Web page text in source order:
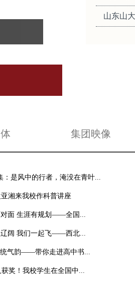
山东山
集团映像
：是风中的行者，淹没在青叶...
湘来我校作科普讲座
对面 生涯有规划——全国...
辽阔 我们一起飞——西北...
气韵——带你走进高中书...
奖！我校学生在全国中...